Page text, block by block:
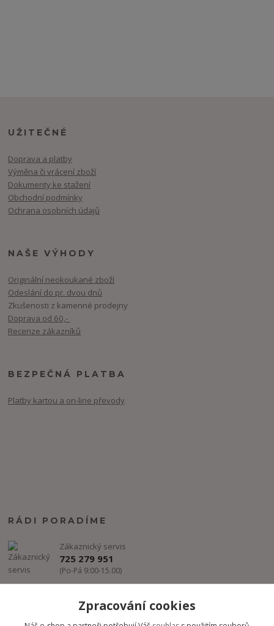
UŽITEČNÉ
Doprava a platby
Výměna či vrácení zboží
Dokumenty ke stažení
Obchodní podmínky
Ochrana osobních údajů
NAŠE VÝHODY
Originální neokoukané zboží
Odeslání do pr. dvou dnů
Zkušenosti z kamenné prodejny
Doprava od 60,-
Recenze zákazníků
BEZPEČNÁ PLATBA
Platby kartou a on-line převody
RÁDI PORADÍME
Zákaznický servis
725 279 951
(Po-Pá 9:00-15.00)
Zpracování cookies